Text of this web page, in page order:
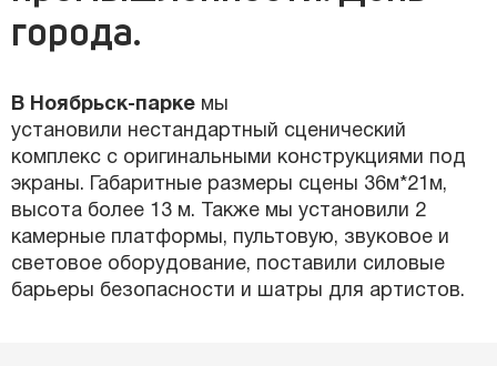
города.
В Ноябрьск-парке мы
установили нестандартный сценический
комплекс с оригинальными конструкциями под
экраны. Габаритные размеры сцены 36м*21м,
высота более 13 м. Также мы установили 2
камерные платформы, пультовую, звуковое и
световое оборудование, поставили силовые
барьеры безопасности и шатры для артистов.